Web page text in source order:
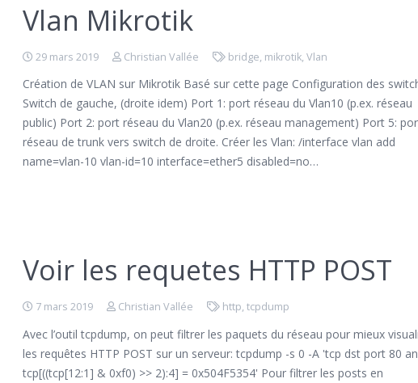
Vlan Mikrotik
29 mars 2019 Christian Vallée bridge, mikrotik, Vlan
Création de VLAN sur Mikrotik Basé sur cette page Configuration des
Switch de gauche, (droite idem) Port 1: port réseau du Vlan10 (p.ex. réseau
public) Port 2: port réseau du Vlan20 (p.ex. réseau management) Port 5:
réseau de trunk vers switch de droite. Créer les Vlan: /interface vlan add
name=vlan-10 vlan-id=10 interface=ether5 disabled=no…
Voir les requetes HTTP POST
7 mars 2019 Christian Vallée http, tcpdump
Avec l’outil tcpdump, on peut filtrer les paquets du réseau pour mieux
les requêtes HTTP POST sur un serveur: tcpdump -s 0 -A 'tcp dst port 80
tcp[((tcp[12:1] & 0xf0) >> 2):4] = 0x504F5354' Pour filtrer les posts en